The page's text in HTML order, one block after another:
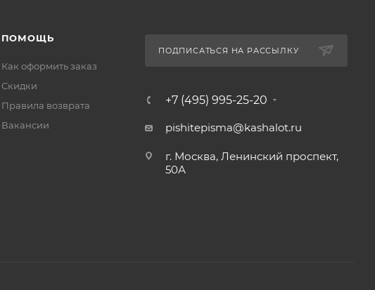
ПОМОЩЬ
Как оформить заказ
Скидки
Правила возврата
Вакансии
ПОДПИСАТЬСЯ НА РАССЫЛКУ
+7 (495) 995-25-20​
pishitepisma@kashalot.ru
г. Москва, Ленинский проспект,
50А​